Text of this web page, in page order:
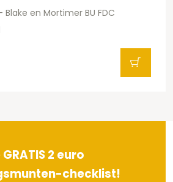
Blake en Mortimer BU FDC
2 euro
checklist!